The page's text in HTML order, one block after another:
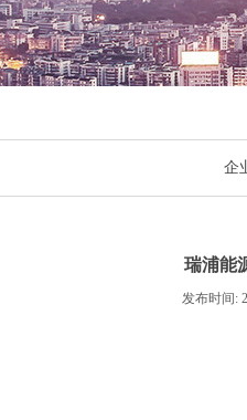
企
瑞浦能
发布时间: